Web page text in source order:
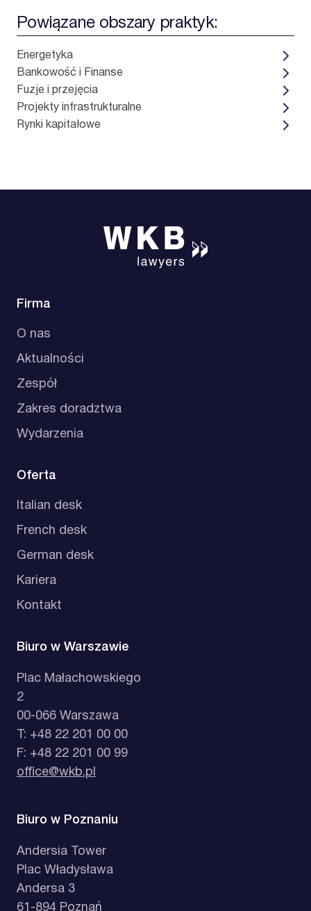
Powiązane obszary praktyk:
Energetyka
Bankowość i Finanse
Fuzje i przejęcia
Projekty infrastrukturalne
Rynki kapitałowe
Firma
O nas
Aktualności
Zespół
Zakres doradztwa
Wydarzenia
Oferta
Italian desk
French desk
German desk
Kariera
Kontakt
Biuro w Warszawie
Plac Małachowskiego
2
00-066 Warszawa
T: +48 22 201 00 00
F: +48 22 201 00 99
office@wkb.pl
Biuro w Poznaniu
Andersia Tower
Plac Władysława
Andersa 3
61-894 Poznań